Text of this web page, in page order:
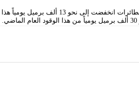
وأظهرت بيانات «كيبلر» أنَّ صادرات روسيا من وقود الطائرات انخفضت إلى نحو 13 ألف برميل يومياً هذا